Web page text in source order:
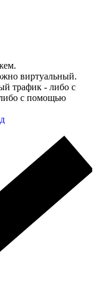
виртуальный.
трафик - либо с
с помощью